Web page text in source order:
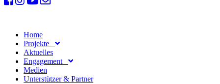
Home
Projekte
Aktuelles
Engagement
Medien
Unterstützer & Partner